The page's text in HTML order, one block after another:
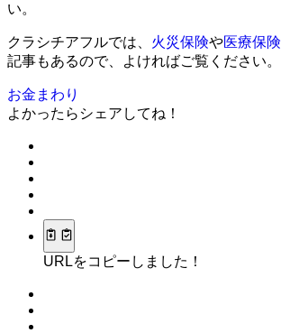
い。
クラシチアフルでは、 火災保険や医療保険
記事もあるので、よければご覧ください。
お金まわり
よかったらシェアしてね！
URLをコピーしました！